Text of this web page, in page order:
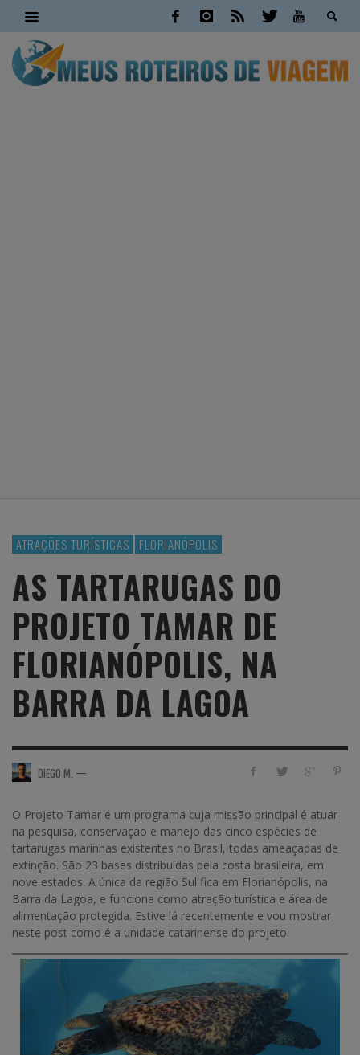
ATRAÇÕES TURÍSTICAS FLORIANÓPOLIS
AS TARTARUGAS DO
PROJETO TAMAR DE
FLORIANÓPOLIS, NA
BARRA DA LAGOA
DIEGO M. —
O Projeto Tamar é um programa cuja missão principal é atuar
na pesquisa, conservação e manejo das cinco espécies de
tartarugas marinhas existentes no Brasil, todas ameaçadas de
extinção. São 23 bases distribuídas pela costa brasileira, em
nove estados. A única da região Sul fica em Florianópolis, na
Barra da Lagoa, e funciona como atração turística e área de
alimentação protegida. Estive lá recentemente e vou mostrar
neste post como é a unidade catarinense do projeto.